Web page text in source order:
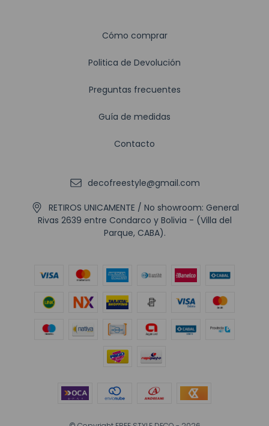
Cómo comprar
Politica de Devolución
Preguntas frecuentes
Guía de medidas
Contacto
decofreestyle@gmail.com
RETIROS UNICAMENTE / No showroom: General
Rivas 2639 entre Condarco y Bolivia - (Villa del
Parque, CABA).